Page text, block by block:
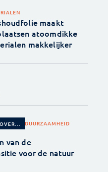
maakt
atoomdikke
makkelijker
DUURZAAMHEID
van de
voor de natuur